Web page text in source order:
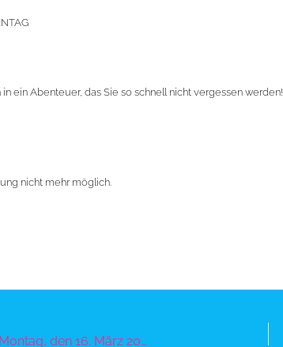
ein Abenteuer, das Sie so schnell nicht vergessen werden!
nicht mehr möglich.
Düsseldorf – der Superhelden-Circus am Montag, den 16. März 2026 um 16 Uhr auf dem Schützenplatz – FAMILIENTAG